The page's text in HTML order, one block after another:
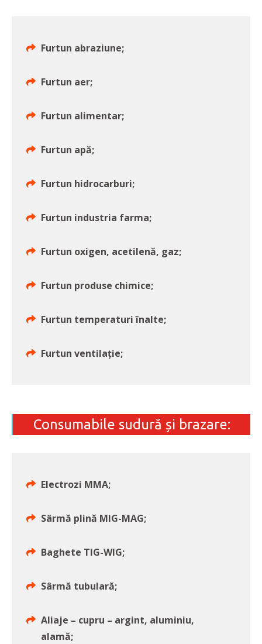
Furtun abraziune;
Furtun aer;
Furtun alimentar;
Furtun apă;
Furtun hidrocarburi;
Furtun industria farma;
Furtun oxigen, acetilenă, gaz;
Furtun produse chimice;
Furtun temperaturi înalte;
Furtun ventilație;
Consumabile sudură și brazare:
Electrozi MMA;
Sârmă plină MIG-MAG;
Baghete TIG-WIG;
Sârmă tubulară;
Aliaje – cupru – argint, aluminiu,
alamă;